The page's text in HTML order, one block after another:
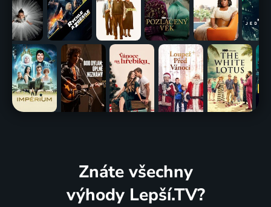
Znáte všechny
výhody Lepší.TV?